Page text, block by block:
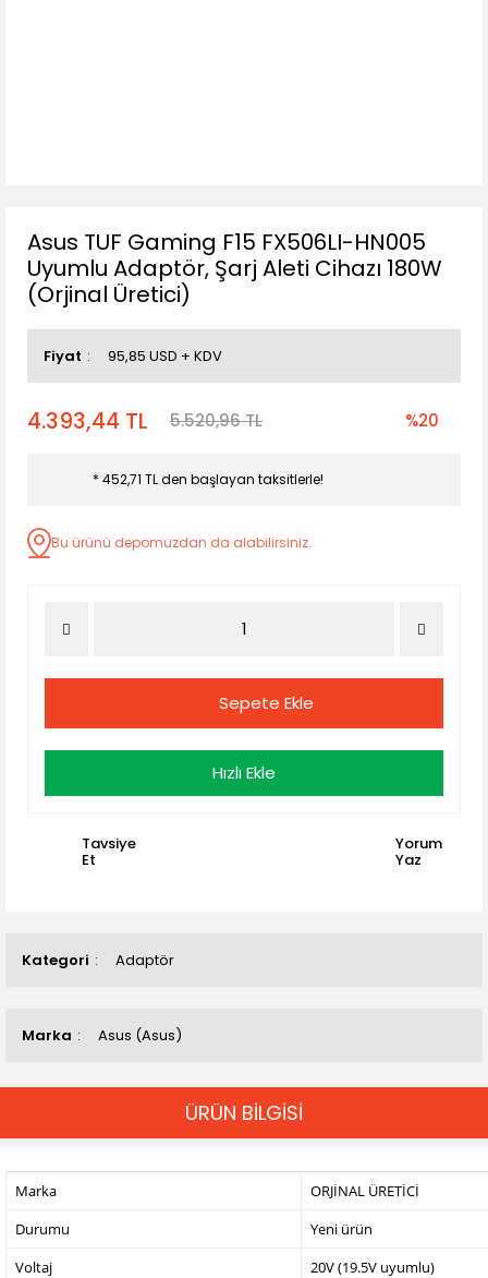
Kategori Adaptör
Marka Asus (Asus)
Asus TUF Gaming F15 FX506LI-HN005
Uyumlu Adaptör, Şarj Aleti Cihazı 180W
(Orjinal Üretici)
Fiyat 95,85 USD + KDV
4.393,44 TL 5.520,96 TL %20
* 452,71 TL den başlayan taksitlerle!
Bu ürünü depomuzdan da alabilirsiniz.
Sepete Ekle
Hızlı Ekle
Tavsiye
Et
Yorum
Yaz
ÜRÜN BİLGİSİ
Marka
ORJİNAL ÜRETİCİ
Durumu
Yeni ürün
Voltaj
20V (19.5V uyumlu)